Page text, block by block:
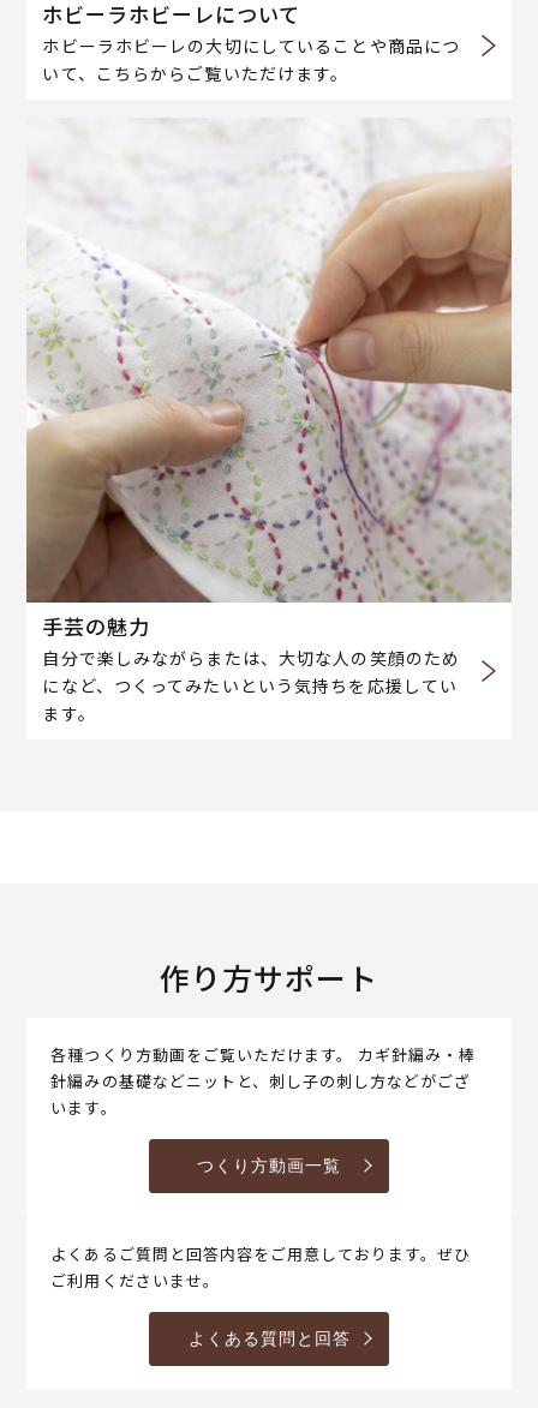
ホビーラホビーレについて
ホビーラホビーレの大切にしていることや商品につ
いて、こちらからご覧いただけます。
手芸の魅力
自分で楽しみながらまたは、大切な人の笑顔のため
になど、つくってみたいという気持ちを応援してい
ます。
作り方サポート
各種つくり方動画をご覧いただけます。 カギ針編み・棒
針編みの基礎などニットと、刺し子の刺し方などがござ
います。
つくり方動画一覧
よくあるご質問と回答内容をご用意しております。ぜひ
ご利用くださいませ。
よくある質問と回答